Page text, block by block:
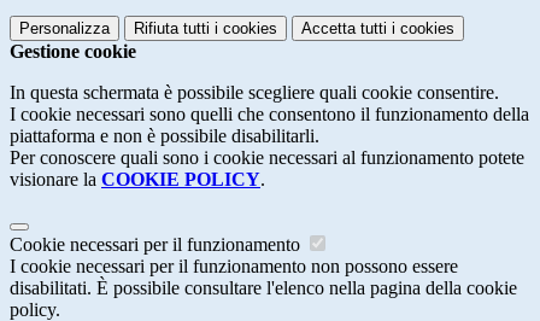
Personalizza Rifiuta tutti i cookies Accetta tutti i cookies
Gestione cookie
In questa schermata è possibile scegliere quali cookie consentire.
I cookie necessari sono quelli che consentono il funzionamento della
piattaforma e non è possibile disabilitarli.
Per conoscere quali sono i cookie necessari al funzionamento potete
visionare la COOKIE POLICY.
Cookie necessari per il funzionamento
I cookie necessari per il funzionamento non possono essere
disabilitati. È possibile consultare l'elenco nella pagina della cookie
policy.